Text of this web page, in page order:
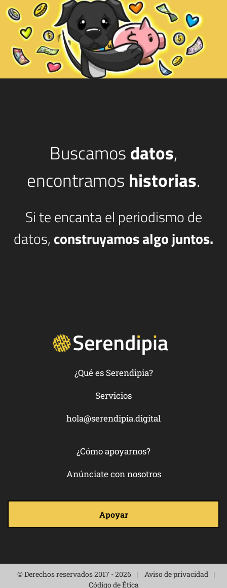
Buscamosdatos,
encontramos historias.
Si te encanta el periodismo de
datos, construyamos algo juntos.
¿Qué es Serendipia?
Servicios
hola@serendipia.digital
¿Cómo apoyarnos?
Anúnciate con nosotros
Apoyar
© Derechos reservados 2017 - 2026
Aviso de privacidad
Código de Ética